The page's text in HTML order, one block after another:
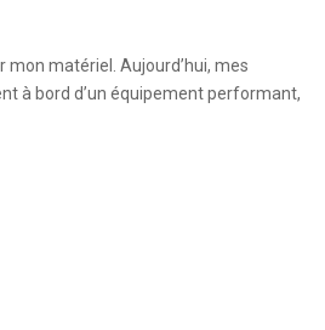
matériel. Aujourd’hui, mes
à bord d’un équipement performant,